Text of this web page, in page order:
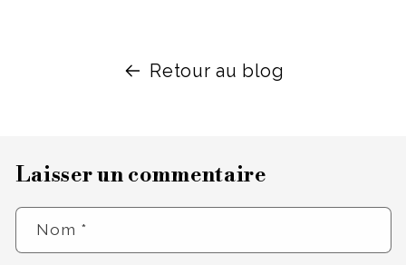
Retour au blog
Laisser un commentaire
Nom *